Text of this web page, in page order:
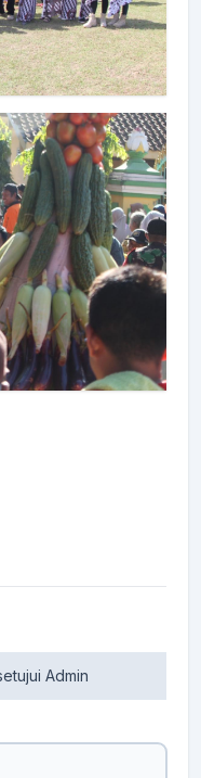
Admin